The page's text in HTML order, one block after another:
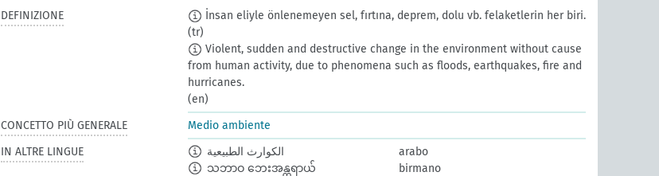
DEFINIZIONE
İnsan eliyle önlenemeyen sel, fırtına, deprem, dolu vb. felaketlerin her biri.
(tr)
Violent, sudden and destructive change in the environment without cause
from human activity, due to phenomena such as floods, earthquakes, fire and
hurricanes.
(en)
CONCETTO PIÙ GENERALE
Medio ambiente
IN ALTRE LINGUE
الكوارث الطبيعية
arabo
သဘာဝ ဘေးအန္တရာယ်
birmano